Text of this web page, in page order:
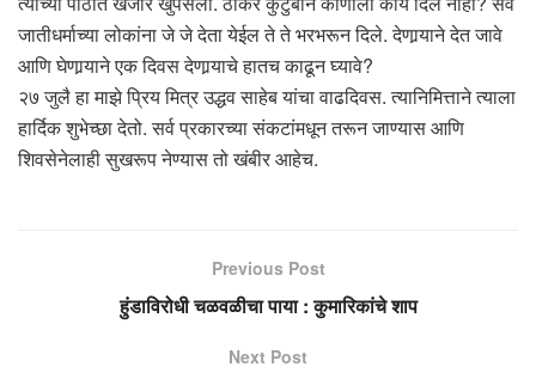
जातीधर्माच्या लोकांना जे जे देता येईल ते ते भरभरून दिले. देणार्‍याने देत जावे
आणि घेणार्‍याने एक दिवस देणार्‍याचे हातच काढून घ्यावे?
२७ जुलै हा माझे प्रिय मित्र उद्धव साहेब यांचा वाढदिवस. त्यानिमित्ताने त्याला
हार्दिक शुभेच्छा देतो. सर्व प्रकारच्या संकटांमधून तरून जाण्यास आणि
शिवसेनेलाही सुखरूप नेण्यास तो खंबीर आहेच.
Previous Post
हुंडाविरोधी चळवळीचा पाया : कुमारिकांचे शाप
Next Post